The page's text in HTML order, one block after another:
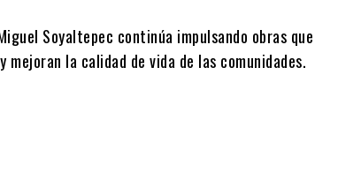
Soyaltepec continúa impulsando obras que
la calidad de vida de las comunidades.